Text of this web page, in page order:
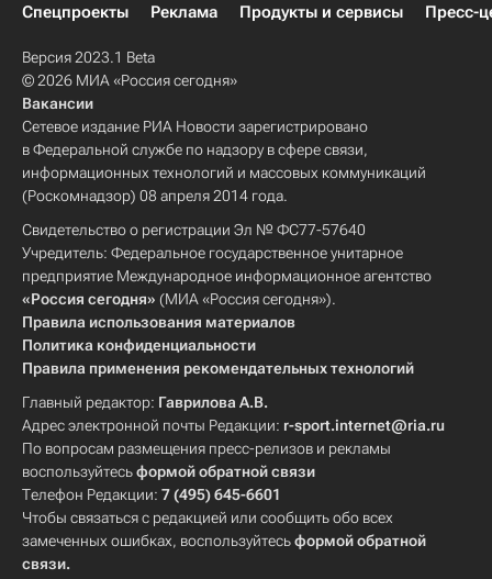
Спецпроекты
Реклама Продукты и сервисы Пресс-
Версия 2023.1 Beta
© 2026 МИА «Россия сегодня»
Вакансии
Сетевое издание РИА Новости зарегистрировано
в Федеральной службе по надзору в сфере связи,
информационных технологий и массовых коммуникаций
(Роскомнадзор) 08 апреля 2014 года.
Свидетельство о регистрации Эл № ФС77-57640
Учредитель: Федеральное государственное унитарное
предприятие Международное информационное агентство
«Россия сегодня» (МИА «Россия сегодня»).
Правила использования материалов
Политика конфиденциальности
Правила применения рекомендательных технологий
Главный редактор: Гаврилова А.В.
Адрес электронной почты Редакции: r-sport.internet@ria.ru
По вопросам размещения пресс-релизов и рекламы
воспользуйтесьформой обратной связи
Телефон Редакции: 7 (495) 645-6601
Чтобы связаться с редакцией или сообщить обо всех
замеченных ошибках, воспользуйтесьформой обратной
связи.